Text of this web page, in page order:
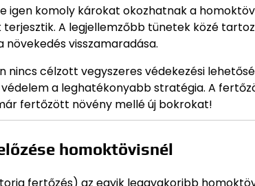
igen komoly károkat okozhatnak a
A legjellemzőbb tünetek közé
növekedés visszamaradása.
nincs célzott vegyszeres védekezési
a leghatékonyabb stratégia. A
fertőzött növény mellé új bokrokat!
homoktövisnél